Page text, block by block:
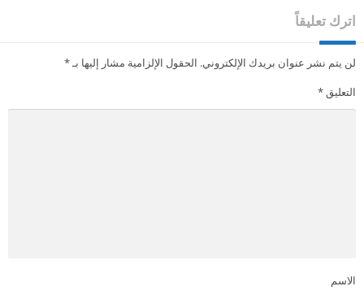
اترك تعليقاً
لن يتم نشر عنوان بريدك الإلكتروني. الحقول الإلزامية مشار إليها بـ*
التعليق*
الاسم